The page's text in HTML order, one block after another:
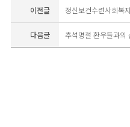
이전글 정신보건수련사회복
다음글 추석명절 환우들과의